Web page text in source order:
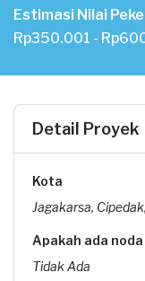
Estimasi Nilai
Rp350.001 -
Detail Proyek
Kota
Jagakarsa,
Apakah ada
Tidak Ada